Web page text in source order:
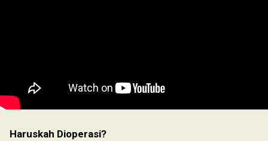
Haruskah Dioperasi?